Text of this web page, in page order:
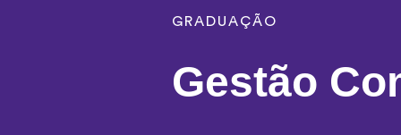
GRADUAÇÃO
Gestão